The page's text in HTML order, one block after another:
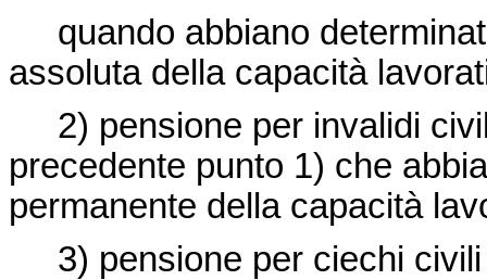
quando abbiano
assoluta della capacità
2) pensione per invalidi
precedente punto 1) che
permanente della capacità
3) pensione per ciechi civili